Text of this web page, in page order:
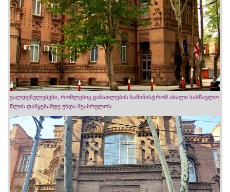
ვალდებულებები, რომლებიც განათლების სამინისტრომ ახალი სასწავლო
წლის დაწყებამდე უნდა შეასრულოს